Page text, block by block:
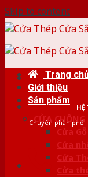
Skip to content
HỆ
Chuyên phân
Trang
Giới thiệu
Sản phẩm
CỬA CHỐNG
Cửa
Cửa
Cửa
Cửa